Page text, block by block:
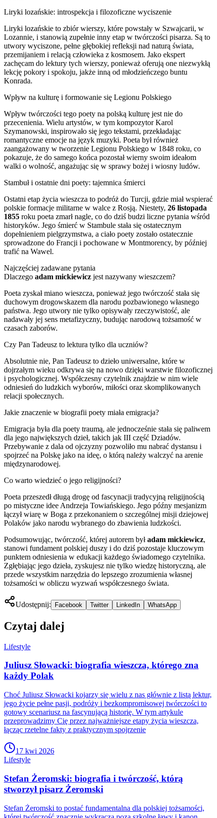
Liryki lozańskie: introspekcja i filozoficzne wyciszenie
Liryki lozańskie to zbiór wierszy, które powstały w Szwajcarii, w
Lozannie, i stanowią zupełnie inny etap w twórczości pisarza. Są to
utwory wyciszone, pełne głębokiej refleksji nad naturą świata,
przemijaniem i relacją człowieka z kosmosem. Jako ekspert
zachęcam do lektury tych wierszy, ponieważ oferują one niezwykłą
lekcję pokory i spokoju, jakże inną od młodzieńczego buntu
Konrada.
Wpływ na kulturę i formowanie się Legionu Polskiego
Wpływ twórczości tego poety na polską kulturę jest nie do
przecenienia. Wielu artystów, w tym kompozytor Karol
Szymanowski, inspirowało się jego tekstami, przekładając
romantyczne emocje na język muzyki. Poeta był również
zaangażowany w tworzenie Legionu Polskiego w 1848 roku, co
pokazuje, że do samego końca pozostał wierny swoim ideałom
walki o wolność, angażując się w sprawy bożej i wiosny ludów.
Stambuł i ostatnie dni poety: tajemnica śmierci
Ostatni etap życia wieszcza to podróż do Turcji, gdzie miał wspierać
polskie formacje militarne w walce z Rosją. Niestety, 26 listopada
1855 roku poeta zmarł nagle, co do dziś budzi liczne pytania wśród
historyków. Jego śmierć w Stambule stała się ostatecznym
dopełnieniem pielgrzymstwa, a ciało poety zostało ostatecznie
sprowadzone do Francji i pochowane w Montmorency, by później
trafić na Wawel.
Najczęściej zadawane pytania
Dlaczego adam mickiewicz jest nazywany wieszczem?
Poeta zyskał miano wieszcza, ponieważ jego twórczość stała się
duchowym drogowskazem dla narodu pozbawionego własnego
państwa. Jego utwory nie tylko opisywały rzeczywistość, ale
nadawały jej sens metafizyczny, budując narodową tożsamość w
czasach zaborów.
Czy Pan Tadeusz to lektura tylko dla uczniów?
Absolutnie nie, Pan Tadeusz to dzieło uniwersalne, które w
dojrzałym wieku odkrywa się na nowo dzięki warstwie filozoficznej
i psychologicznej. Współczesny czytelnik znajdzie w nim wiele
odniesień do ludzkich wyborów, miłości oraz skomplikowanych
relacji społecznych.
Jakie znaczenie w biografii poety miała emigracja?
Emigracja była dla poety traumą, ale jednocześnie stała się paliwem
dla jego największych dzieł, takich jak III część Dziadów.
Przebywanie z dala od ojczyzny pozwoliło mu nabrać dystansu i
spojrzeć na Polskę jako na ideę, o którą należy walczyć na arenie
międzynarodowej.
Co warto wiedzieć o jego religijności?
Poeta przeszedł długą drogę od fascynacji tradycyjną religijnością
po mistyczne idee Andrzeja Towiańskiego. Jego późny mesjanizm
łączył wiarę w Boga z przekonaniem o szczególnej misji dziejowej
Polaków jako narodu wybranego do zbawienia ludzkości.
Podsumowując, twórczość, której autorem byładam mickiewicz,
stanowi fundament polskiej duszy i do dziś pozostaje kluczowym
punktem odniesienia w edukacji każdego świadomego czytelnika.
Zgłębiając jego dzieła, zyskujesz nie tylko wiedzę historyczną, ale
przede wszystkim narzędzia do lepszego zrozumienia własnej
tożsamości w obliczu wyzwań współczesnego świata.
Udostępnij: Facebook Twitter LinkedIn WhatsApp
Czytaj dalej
Lifestyle
Juliusz Słowacki: biografia wieszcza, którego zna
każdy Polak
Choć Juliusz Słowacki kojarzy się wielu z nas głównie z listą lektur,
jego życie pełne pasji, podróży i bezkompromisowej twórczości to
gotowy scenariusz na fascynującą historię. W tym artykule
przeprowadzimy Cię przez najważniejsze etapy życia wieszcza,
łącząc rzetelne fakty z praktycznym spojrzenie
17 kwi 2026
Lifestyle
Stefan Żeromski: biografia i twórczość, którą
stworzył pisarz Żeromski
Stefan Żeromski to postać fundamentalna dla polskiej tożsamości,